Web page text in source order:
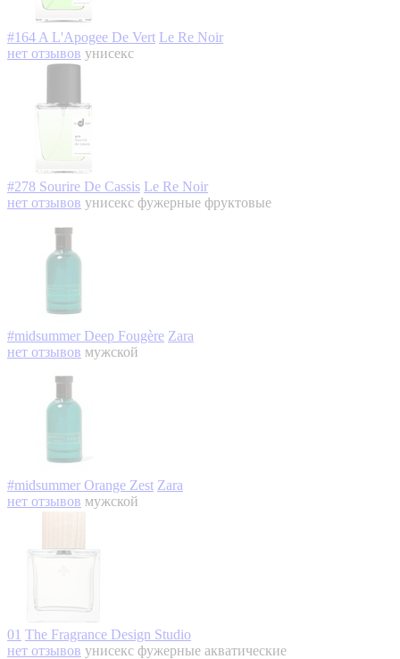
#164 A L'Apogee De Vert Le Re Noir
нет отзывов унисекс
#278 Sourire De Cassis Le Re Noir
нет отзывов унисекс фужерные фруктовые
#midsummer Deep Fougère Zara
нет отзывов мужской
#midsummer Orange Zest Zara
нет отзывов мужской
01 The Fragrance Design Studio
нет отзывов унисекс фужерные акватические